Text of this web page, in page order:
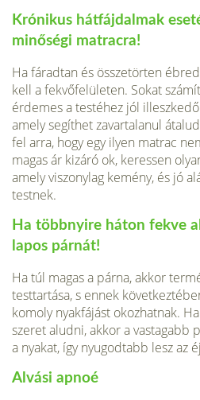
Krónikus hátfájdalmak
minőségi matracra!
Ha fáradtan és összetörten
kell a fekvőfelületen. Sokat
érdemes a testéhez jól
amely segíthet zavartalanul
fel arra, hogy egy ilyen matrac
magas ár kizáró ok, keressen
amely viszonylag kemény, és jó
testnek.
Ha többnyire háton fekve
lapos párnát!
Ha túl magas a párna, akkor
testtartása, s ennek
komoly nyakfájást okozhatnak.
szeret aludni, akkor a vastagabb
a nyakat, így nyugodtabb lesz az
Alvási apnoé